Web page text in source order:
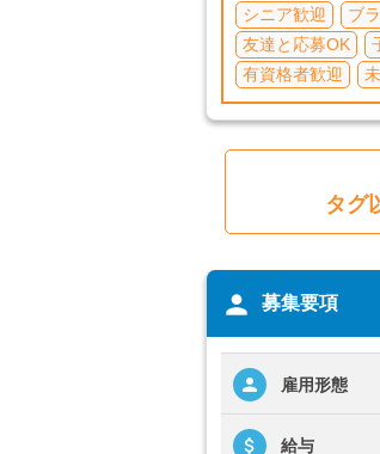
シニア歓迎 ブ
友達と応募OK
有資格者歓迎
タグ
person 募集要項
雇用形態
給与